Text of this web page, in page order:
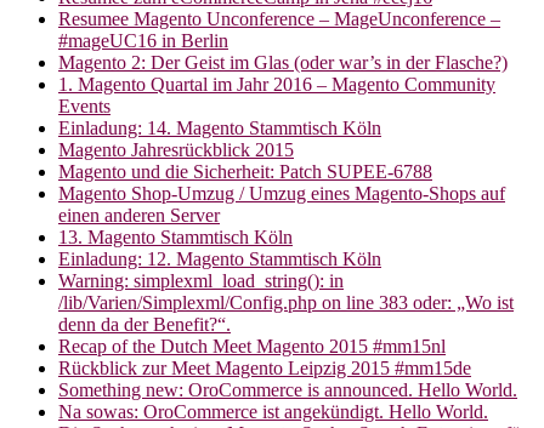
Resumee Magento Unconference – MageUnconference –
#mageUC16 in Berlin
Magento 2: Der Geist im Glas (oder war’s in der Flasche?)
1. Magento Quartal im Jahr 2016 – Magento Community
Events
Einladung: 14. Magento Stammtisch Köln
Magento Jahresrückblick 2015
Magento und die Sicherheit: Patch SUPEE-6788
Magento Shop-Umzug / Umzug eines Magento-Shops auf
einen anderen Server
13. Magento Stammtisch Köln
Einladung: 12. Magento Stammtisch Köln
Warning: simplexml_load_string(): in
/lib/Varien/Simplexml/Config.php on line 383 oder: „Wo ist
denn da der Benefit?“.
Recap of the Dutch Meet Magento 2015 #mm15nl
Rückblick zur Meet Magento Leipzig 2015 #mm15de
Something new: OroCommerce is announced. Hello World.
Na sowas: OroCommerce ist angekündigt. Hello World.